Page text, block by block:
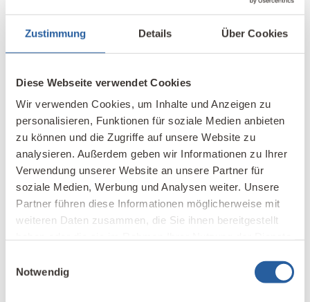
Zustimmung Details Über Cookies
Diese Webseite verwendet Cookies
Wir verwenden Cookies, um Inhalte und Anzeigen zu
personalisieren, Funktionen für soziale Medien anbieten
zu können und die Zugriffe auf unsere Website zu
analysieren. Außerdem geben wir Informationen zu Ihrer
Verwendung unserer Website an unsere Partner für
soziale Medien, Werbung und Analysen weiter. Unsere
Partner führen diese Informationen möglicherweise mit
weiteren Daten zusammen, die Sie ihnen bereitgestellt
Notwendig
E-Mail-Adresse*
Name, E-Mail-Adresse und Website in diesem
Browser für meinen nächsten Kommentar
speichern.
Grafik: Verband Baubiologie e.V.